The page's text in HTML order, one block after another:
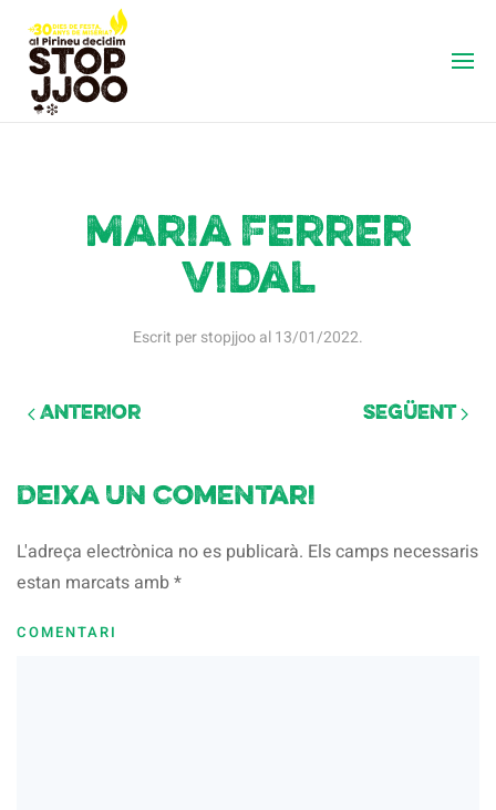
Maria Ferrer
Vidal
Escrit perstopjjooal13/01/2022.
Anterior Següent
Deixa un comentari
L'adreça electrònica no es publicarà. Els camps necessaris
estan marcats amb*
COMENTARI